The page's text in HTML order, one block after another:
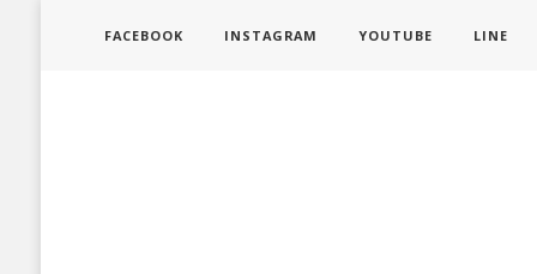
FACEBOOK INSTAGRAM YOUTUBE LINE